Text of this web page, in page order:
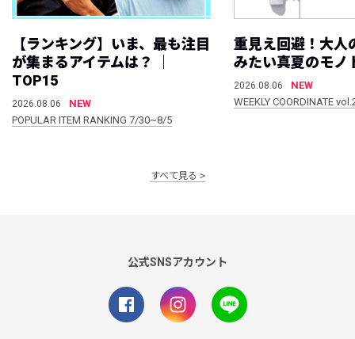
【ランキング】いま、最も注目
が集まるアイテムは？ ｜
TOP15
2026.08.06
NEW
POPULAR ITEM RANKING 7/30~8/5
重見え回避！大人
みたい真夏のモノ
2026.08.06
NEW
WEEKLY COORDINATE
すべて見る
公式SNSアカウント